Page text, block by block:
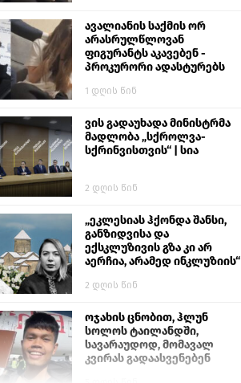
გიგა ავალიანს“
ავალიანის საქმის ორ
არასრულწლოვან
ფიგურანტს აკავებენ -
პროკურორი ადასტურებს
1 დღის წინ
ვის გადაუხადა მინისტრმა
მადლობა „სქროლვა-
სქრინვისთვის“ | სია
2 დღის წინ
„ეკლესიას ჰქონდა შანსი,
განზიდვისა და
ექსკლუზივის გზა კი არ
აერჩია, არამედ ინკლუზიის“
2 დღის წინ
ოჯახის ცნობით, ჰლუნ
სოლოს ტაილანდში,
სავარაუდოდ, მომავალ
კვირას გადაასვენებენ